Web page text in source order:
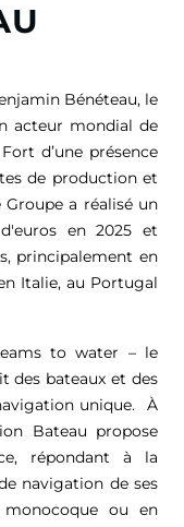
Bénéteau, le
acteur mondial de
d’une présence
de production et
a réalisé un
en 2025 et
principalement en
Italie, au Portugal
to water – le
des bateaux et des
unique. À
Bateau propose
répondant à la
navigation de ses
ou en